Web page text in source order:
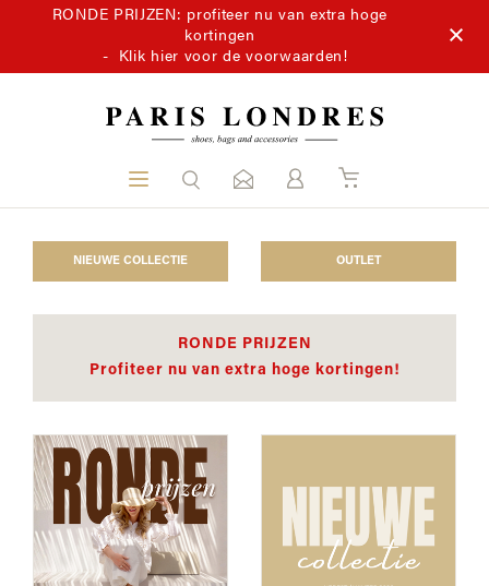
RONDE PRIJZEN: profiteer nu van extra hoge
kortingen
- Klik hier voor de voorwaarden!
NIEUWE COLLECTIE OUTLET
RONDE PRIJZEN
Profiteer nu van extra hoge kortingen!